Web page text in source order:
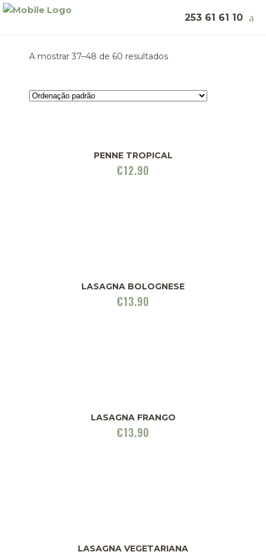
253 61 61 10
A mostrar 37–48 de 60 resultados
PENNE TROPICAL
€12.90
LASAGNA BOLOGNESE
€13.90
LASAGNA FRANGO
€13.90
LASAGNA VEGETARIANA